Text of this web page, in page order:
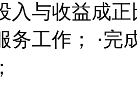
入与收益成
务工作； ·完